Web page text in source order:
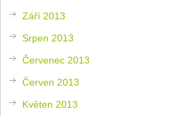
Září 2013
Srpen 2013
Červenec 2013
Červen 2013
Květen 2013